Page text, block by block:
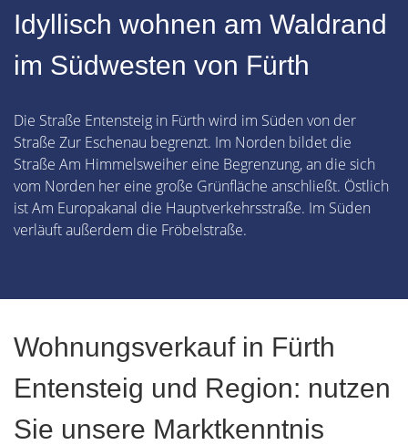
Idyllisch wohnen am Waldrand
im Südwesten von Fürth
Die Straße Entensteig in Fürth wird im Süden von der
Straße Zur Eschenau begrenzt. Im Norden bildet die
Straße Am Himmelsweiher eine Begrenzung, an die sich
vom Norden her eine große Grünfläche anschließt. Östlich
ist Am Europakanal die Hauptverkehrsstraße. Im Süden
verläuft außerdem die Fröbelstraße.
Wohnungsverkauf in Fürth
Entensteig und Region: nutzen
Sie unsere Marktkenntnis